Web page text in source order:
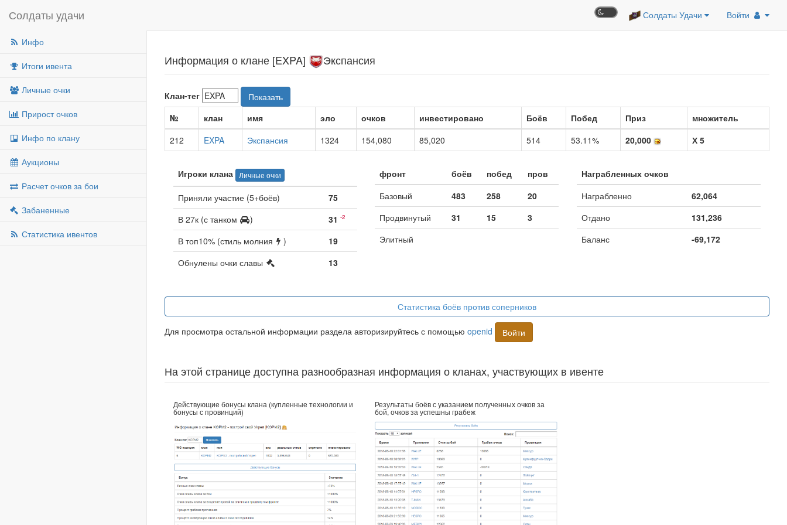
Солдаты удачи Солдаты Удачи Войти
Инфо
Итоги ивента
Личные очки
Прирост очков
Инфо по клану
Аукционы
Расчет очков за бои
Забаненные
Статистика ивентов
Информация о клане [EXPA] Экспансия
Клан-тег
Показать
№
клан имя эло очков инвестировано Боёв Побед Приз
множитель
212
EXPA Экспансия 1324 154,080 85,020 514 53.11% 20,000 Х 5
Игроки клана Личные очки
Приняли участие (5+боёв)
75
В 27к (с танком
) 31 -2
В топ10% (стиль молния )
19
Обнулены очки славы
13
фронт боёв побед
пров
Базовый
483 258
20
Продвинутый
31 15
3
Элитный
Награбленных очков
Награбленно
62,064
Отдано
131,236
Баланс
-69,172
Статистика боёв против соперников
Для просмотра остальной информации раздела авторизируйтесь с помощью openid Войти
На этой странице доступна разнообразная информация о кланах, участвующих в ивенте
Действующие бонусы клана (купленные технологии и
бонусы с провинций)
Результаты боёв с указанием полученных очков за
бой, очков за успешны грабеж